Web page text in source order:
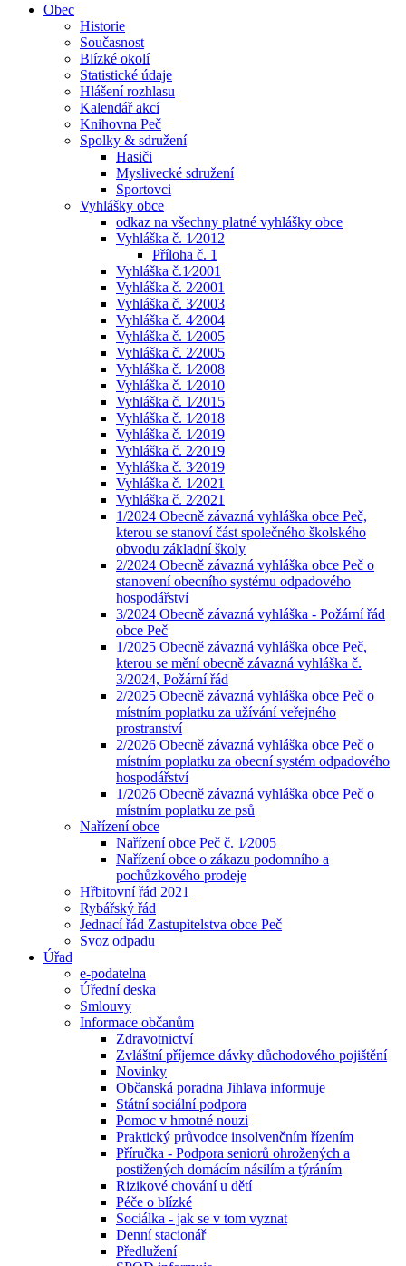
Obec
Historie
Současnost
Blízké okolí
Statistické údaje
Hlášení rozhlasu
Kalendář akcí
Knihovna Peč
Spolky & sdružení
Hasiči
Myslivecké sdružení
Sportovci
Vyhlášky obce
odkaz na všechny platné vyhlášky obce
Vyhláška č. 1⁄2012
Příloha č. 1
Vyhláška č.1⁄2001
Vyhláška č. 2⁄2001
Vyhláška č. 3⁄2003
Vyhláška č. 4⁄2004
Vyhláška č. 1⁄2005
Vyhláška č. 2⁄2005
Vyhláška č. 1⁄2008
Vyhláška č. 1⁄2010
Vyhláška č. 1⁄2015
Vyhláška č. 1⁄2018
Vyhláška č. 1⁄2019
Vyhláška č. 2⁄2019
Vyhláška č. 3⁄2019
Vyhláška č. 1⁄2021
Vyhláška č. 2⁄2021
1/2024 Obecně závazná vyhláška obce Peč,
kterou se stanoví část společného školského
obvodu základní školy
2/2024 Obecně závazná vyhláška obce Peč o
stanovení obecního systému odpadového
hospodářství
3/2024 Obecně závazná vyhláška - Požární řád
obce Peč
1/2025 Obecně závazná vyhláška obce Peč,
kterou se mění obecně závazná vyhláška č.
3/2024, Požární řád
2/2025 Obecně závazná vyhláška obce Peč o
místním poplatku za užívání veřejného
prostranství
2/2026 Obecně závazná vyhláška obce Peč o
místním poplatku za obecní systém odpadového
hospodářství
1/2026 Obecně závazná vyhláška obce Peč o
místním poplatku ze psů
Nařízení obce
Nařízení obce Peč č. 1⁄2005
Nařízení obce o zákazu podomního a
pochůzkového prodeje
Hřbitovní řád 2021
Rybářský řád
Jednací řád Zastupitelstva obce Peč
Svoz odpadu
Úřad
e-podatelna
Úřední deska
Smlouvy
Informace občanům
Zdravotnictví
Zvláštní příjemce dávky důchodového pojištění
Novinky
Občanská poradna Jihlava informuje
Státní sociální podpora
Pomoc v hmotné nouzi
Praktický průvodce insolvenčním řízením
Příručka - Podpora seniorů ohrožených a
postižených domácím násilím a týráním
Rizikové chování u dětí
Péče o blízké
Sociálka - jak se v tom vyznat
Denní stacionář
Předlužení